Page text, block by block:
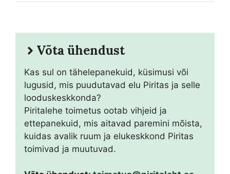
Võta ühendust
Kas sul on tähelepanekuid, küsimusi või
lugusid, mis puudutavad elu Piritas ja selle
looduskeskkonda?
Piritalehe toimetus ootab vihjeid ja
ettepanekuid, mis aitavad paremini mõista,
kuidas avalik ruum ja elukeskkond Piritas
toimivad ja muutuvad.